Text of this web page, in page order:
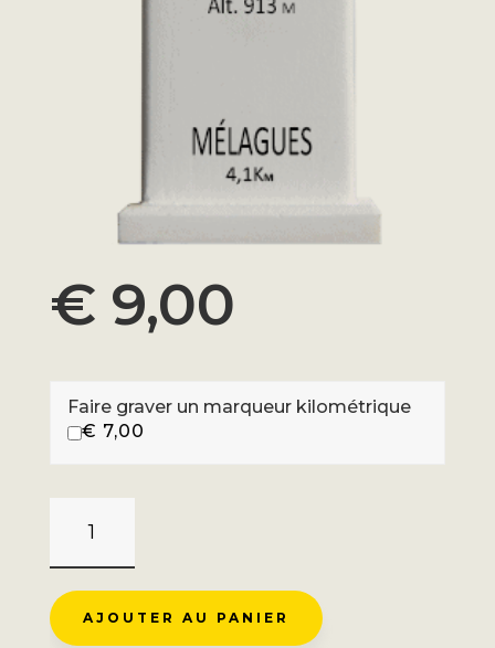
€ 9,00
Faire graver un marqueur kilométrique
€ 7,00
COL
DE
THALIS
AJOUTER AU PANIER